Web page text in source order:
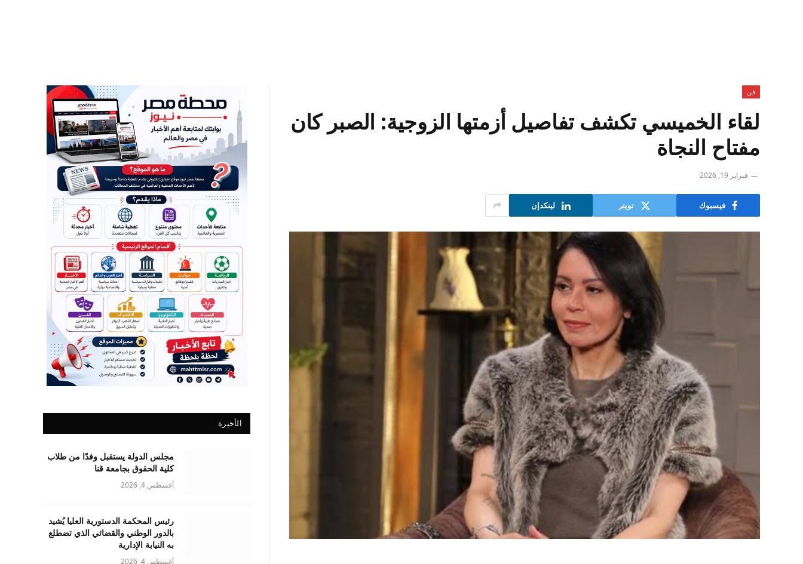
فن
لقاء الخميسي تكشف تفاصيل أزمتها الزوجية: الصبر كان
مفتاح النجاة
فبراير 19, 2026
فيسبوك تويتر لينكدإن
الأخيرة
مجلس الدولة يستقبل وفدًا من طلاب
كلية الحقوق بجامعة قنا
أغسطس 4, 2026
رئيس المحكمة الدستورية العليا يُشيد
بالدور الوطني والقضائي الذي تضطلع
به النيابة الإدارية
أغسطس 4, 2026